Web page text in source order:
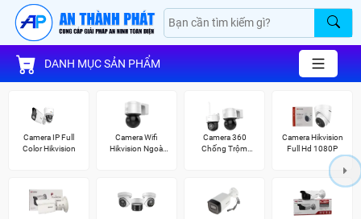
DANH MỤC SẢN PHẨM
Camera IP Full
Color Hikvision
Camera Wifi
Hikvision Ngoài
Camera 360
Chống Trộm
Camera Hikvision
Full Hd 1080P